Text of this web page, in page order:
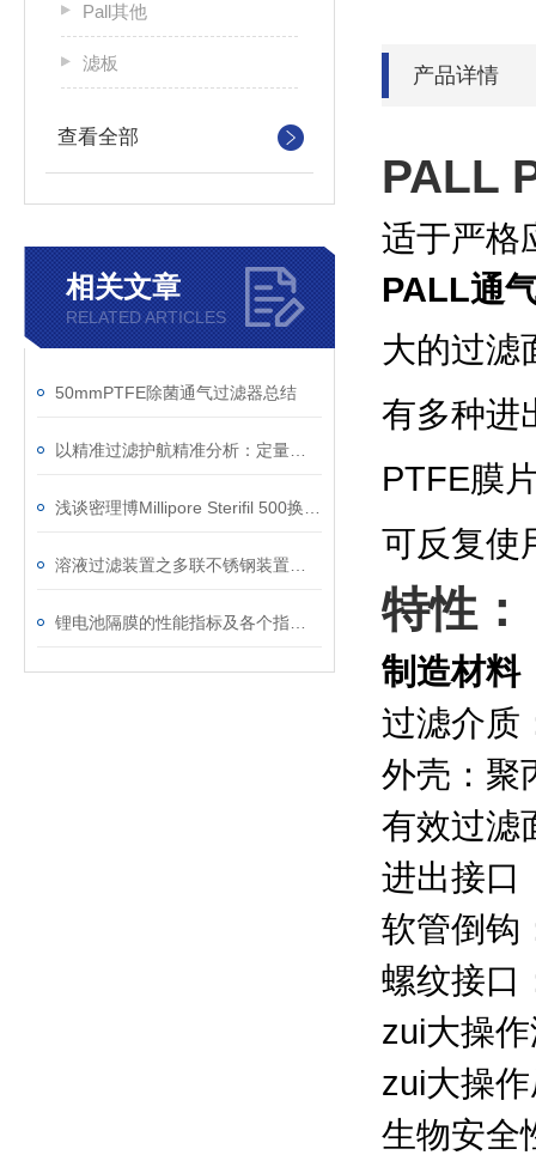
Pall其他
滤板
查看全部
相关文章
RELATED ARTICLES
50mmPTFE除菌通气过滤器总结
产品详情
PALL
适于严格
PALL通
大的过滤
有多种进
PTFE膜
可反复使
特性：
制造材料
过滤介质
外壳：聚
有效过滤
进出接口
软管倒钩
螺纹接口
zui大操
zui大操
生物安全